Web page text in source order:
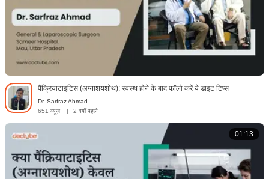
पैंक्रियाटाइटिस (अग्नाशयशोथ): स्वस्थ होने के बाद फॉलो करें ये डाइट टिप्स
Dr. Sarfraz Ahmad
651 व्यूज़
| 2 वर्षों पहले
01:13